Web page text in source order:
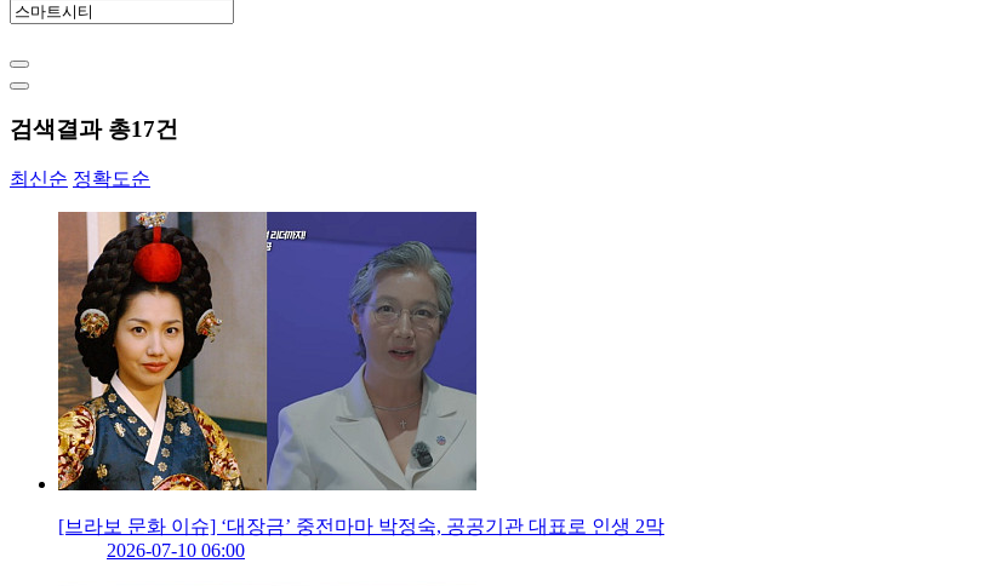
검색결과 총17건
최신순 정확도순
[브라보 문화 이슈] ‘대장금’ 중전마마 박정숙, 공공기관 대표로 인생 2막
2026-07-10 06:00